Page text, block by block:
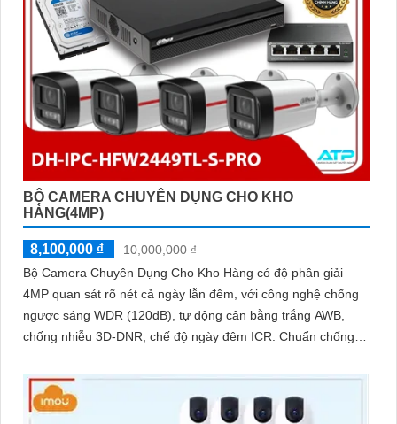
BỘ CAMERA CHUYÊN DỤNG CHO KHO
HÀNG(4MP)
8,100,000 ₫
10,000,000 ₫
Bộ Camera Chuyên Dụng Cho Kho Hàng có độ phân giải
4MP quan sát rõ nét cả ngày lẫn đêm, với công nghệ chống
ngược sáng WDR (120dB), tự động cân bằng trắng AWB,
chống nhiễu 3D-DNR, chế độ ngày đêm ICR. Chuẩn chống
nghiệt